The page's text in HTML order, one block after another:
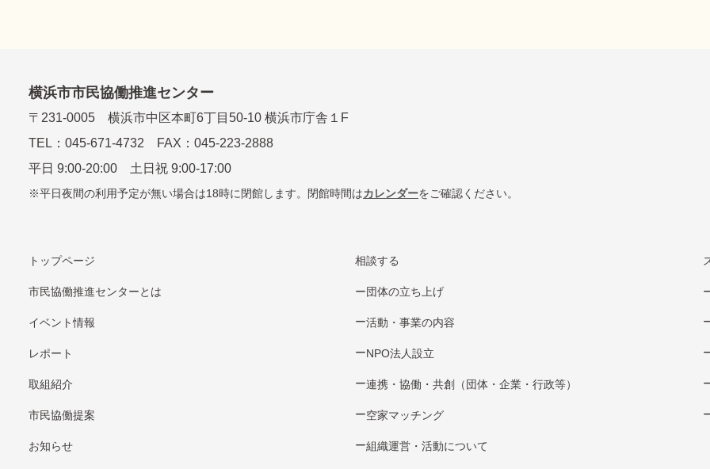
横浜市市民協働推進センター
〒 231-0005
横浜市中区本町6丁⽬50-10 横浜市庁舎１F
TEL： 045-671-4732 FAX：045-223-2888
平⽇ 9:00-20:00 ⼟⽇祝 9:00-17:00
平日夜間の利用予定が無い場合は18時に閉館します。 閉館時間はカレンダーをご確認ください。
トップページ
市民協働推進センターとは
イベント情報
レポート
取組紹介
市⺠協働提案
お知らせ
相談する
団体の立ち上げ
活動・事業の内容
NPO法⼈設⽴
連携・協働・共創（団体・企業・⾏政等）
空家マッチング
組織運営・活動について